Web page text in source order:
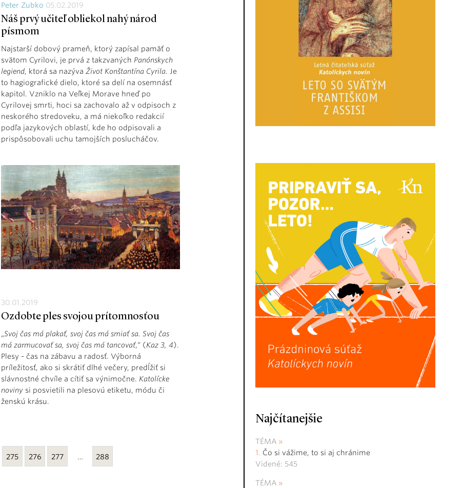
Peter Zubko 05.02.2019
Náš prvý učiteľ obliekol nahý národ
písmom
Najstarší dobový prameň, ktorý zapísal pamäť o
svätom Cyrilovi, je prvá z takzvaných Panónskych
legiend, ktorá sa nazýva Život Konštantína Cyrila. Je
to hagiografické dielo, ktoré sa delí na osemnásť
kapitol. Vzniklo na Veľkej Morave hneď po
Cyrilovej smrti, hoci sa zachovalo až v odpisoch z
neskorého stredoveku, a má niekoľko redakcií
podľa jazykových oblastí, kde ho odpisovali a
prispôsobovali uchu tamojších poslucháčov.
30.01.2019
Ozdobte ples svojou prítomnosťou
„Svoj čas má plakať, svoj čas má smiať sa. Svoj čas
má zarmucovať sa, svoj čas má tancovať,“ (Kaz 3, 4).
Plesy - čas na zábavu a radosť. Výborná
príležitosť, ako si skrátiť dlhé večery, predĺžiť si
slávnostné chvíle a cítiť sa výnimočne. Katolícke
noviny si posvietili na plesovú etiketu, módu či
ženskú krásu.
275 276 277 … 288
Najčítanejšie
TÉMA
Čo si vážime, to si aj chránime
Videné: 545
TÉMA